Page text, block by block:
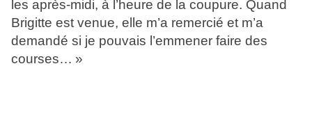
les après-midi, à l’heure de la coupure. Quand
Brigitte est venue, elle m’a remercié et m’a
demandé si je pouvais l’emmener faire des
courses… »